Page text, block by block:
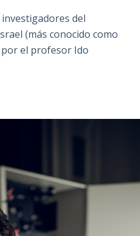
del
(más conocido como
el profesor Ido